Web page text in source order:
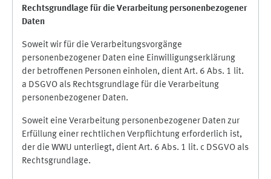
Rechtsgrundlage für die Verarbeitung personenbezogener
Daten
Soweit wir für die Verarbeitungsvorgänge
personenbezogener Daten eine Einwilligungserklärung
der betroffenen Personen einholen, dient Art. 6 Abs. 1 lit.
a DSGVO als Rechtsgrundlage für die Verarbeitung
personenbezogener Daten.
Soweit eine Verarbeitung personenbezogener Daten zur
Erfüllung einer rechtlichen Verpflichtung erforderlich ist,
der die WWU unterliegt, dient Art. 6 Abs. 1 lit. c DSGVO als
Rechtsgrundlage.